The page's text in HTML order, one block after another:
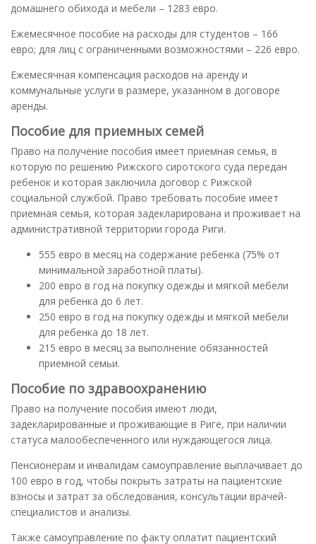
домашнего обихода и мебели – 1283 евро.
Ежемесячное пособие на расходы для студентов – 166
евро; для лиц с ограниченными возможностями – 226 евро.
Ежемесячная компенсация расходов на аренду и
коммунальные услуги в размере, указанном в договоре
аренды.
Пособие для приемных семей
Право на получение пособия имеет приемная семья, в
которую по решению Рижского сиротского суда передан
ребенок и которая заключила договор с Рижской
социальной службой. Право требовать пособие имеет
приемная семья, которая задекларирована и проживает на
административной территории города Риги.
555 евро в месяц на содержание ребенка (75% от
минимальной заработной платы).
200 евро в год на покупку одежды и мягкой мебели
для ребенка до 6 лет.
250 евро в год на покупку одежды и мягкой мебели
для ребенка до 18 лет.
215 евро в месяц за выполнение обязанностей
приемной семьи.
Пособие по здравоохранению
Право на получение пособия имеют люди,
задекларированные и проживающие в Риге, при наличии
статуса малообеспеченного или нуждающегося лица.
Пенсионерам и инвалидам самоуправление выплачивает до
100 евро в год, чтобы покрыть затраты на пациентские
взносы и затрат за обследования, консультации врачей-
специалистов и анализы.
Также самоуправление по факту оплатит пациентский